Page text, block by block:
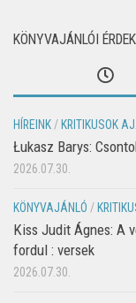
KÖNYVAJÁNLÓI
HÍREINK/ KRITIKUSOK
Łukasz Barys:
2026.07.30.
KÖNYVAJÁNLÓ /
Kiss Judit Ágnes: A
fordul : versek
2026.07.30.